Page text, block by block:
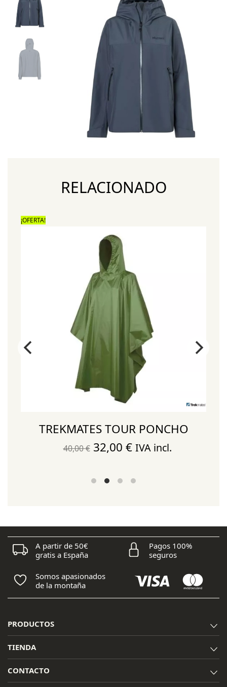
RELACIONADO
¡OFERTA!
TREKMATES TOUR PONCHO
40,00€ El
original
32,00 €El
actual
IVA incl.
A partir de 50€
gratis a España
Pagos 100%
seguros
Somos apasionados
de la montaña
PRODUCTOS
TIENDA
CONTACTO